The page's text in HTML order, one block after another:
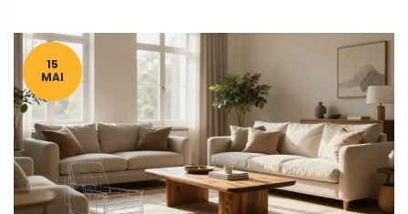
15
MAI